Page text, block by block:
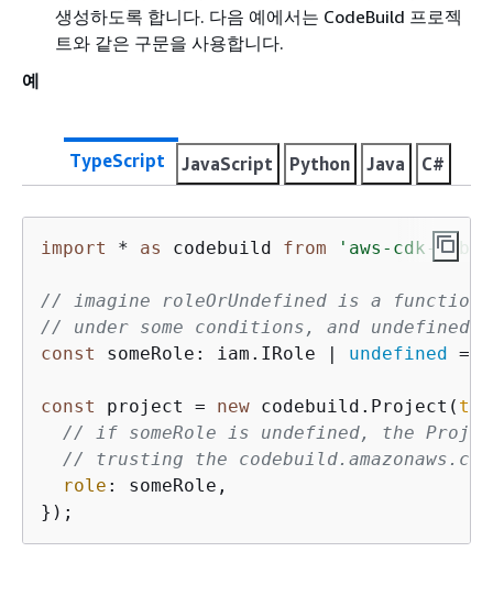
생성하도록 합니다. 다음 예에서는 CodeBuild 프로젝
트와 같은 구문을 사용합니다.
예
TypeScript JavaScript Python Java C#
import * as codebuild from 'aws-cdk-lib/
// imagine roleOrUndefined is a
// under some conditions, and undefined
const
someRole: iam.IRole | undefined =
const project = new codebuild.Project(
// if someRole is undefined, the
// trusting the
role : someRole,
});